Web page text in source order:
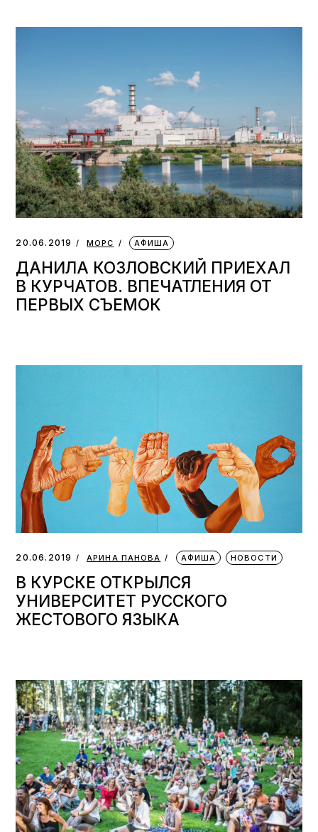
20.06.2019 МОРС АФИША
ДАНИЛА КОЗЛОВСКИЙ ПРИЕХАЛ
В КУРЧАТОВ. ВПЕЧАТЛЕНИЯ ОТ
ПЕРВЫХ СЪЕМОК
20.06.2019 АРИНА ПАНОВА АФИША НОВОСТИ
В КУРСКЕ ОТКРЫЛСЯ
УНИВЕРСИТЕТ РУССКОГО
ЖЕСТОВОГО ЯЗЫКА